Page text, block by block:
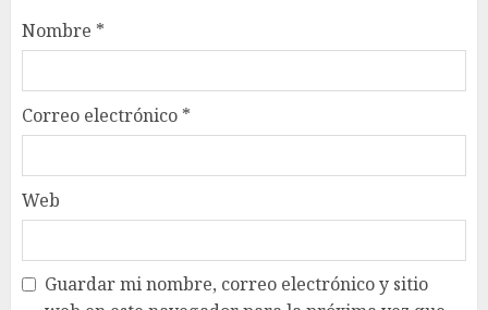
Nombre *
Correo electrónico *
Web
Guardar mi nombre, correo electrónico y sitio